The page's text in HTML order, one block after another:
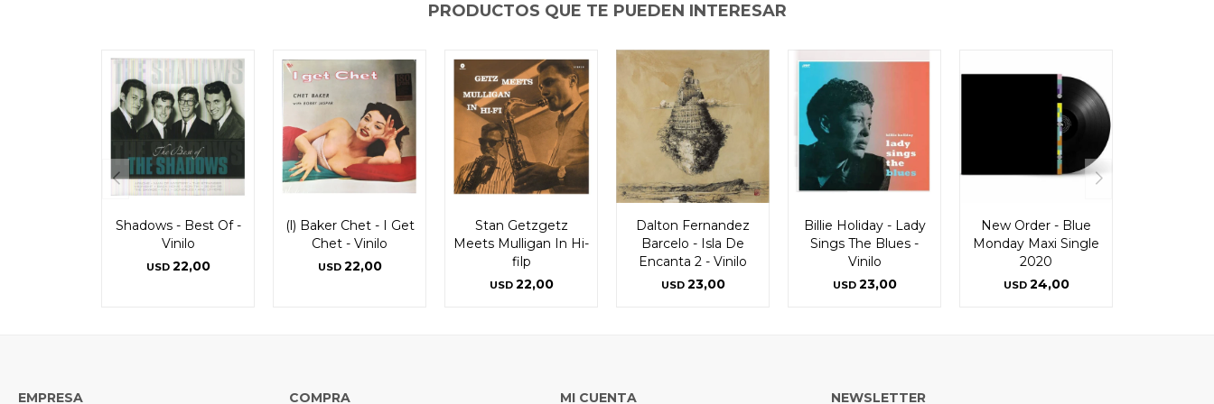
PRODUCTOS QUE TE PUEDEN INTERESAR
Shadows - Best Of -
Vinilo
USD 22,00
(l) Baker Chet - I Get
Chet - Vinilo
USD 22,00
Stan Getzgetz
Meets Mulligan In Hi-
filp
USD 22,00
Dalton Fernandez
Barcelo - Isla De
Encanta 2 - Vinilo
USD 23,00
Billie Holiday - Lady
Sings The Blues -
Vinilo
USD 23,00
New Order - Blue
Monday Maxi Single
2020
USD 24,00
EMPRESA COMPRA MI CUENTA NEWSLETTER